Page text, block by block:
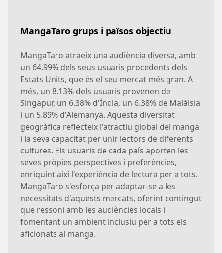
MangaTaro grups i països objectiu
MangaTaro atraeix una audiència diversa, amb
un 64.99% dels seus usuaris procedents dels
Estats Units, que és el seu mercat més gran. A
més, un 8.13% dels usuaris provenen de
Singapur, un 6.38% d'Índia, un 6.38% de Malàisia
i un 5.89% d'Alemanya. Aquesta diversitat
geogràfica reflecteix l'atractiu global del manga
i la seva capacitat per unir lectors de diferents
cultures. Els usuaris de cada país aporten les
seves pròpies perspectives i preferències,
enriquint així l'experiència de lectura per a tots.
MangaTaro s'esforça per adaptar-se a les
necessitats d'aquests mercats, oferint contingut
que ressoni amb les audiències locals i
fomentant un ambient inclusiu per a tots els
aficionats al manga.